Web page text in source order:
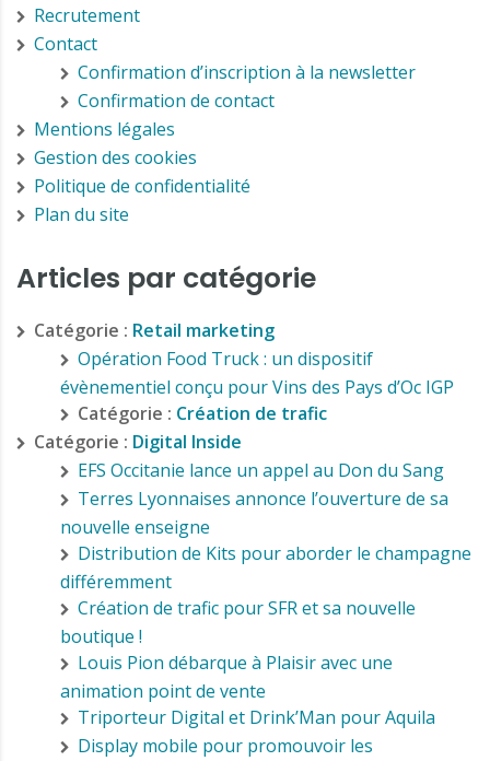
Recrutement
Contact
Confirmation d’inscription à la newsletter
Confirmation de contact
Mentions légales
Gestion des cookies
Politique de confidentialité
Plan du site
Articles par catégorie
Catégorie : Retail marketing
Opération Food Truck : un dispositif
évènementiel conçu pour Vins des Pays d’Oc IGP
Catégorie : Création de trafic
Catégorie : Digital Inside
EFS Occitanie lance un appel au Don du Sang
Terres Lyonnaises annonce l’ouverture de sa
nouvelle enseigne
Distribution de Kits pour aborder le champagne
différemment
Création de trafic pour SFR et sa nouvelle
boutique !
Louis Pion débarque à Plaisir avec une
animation point de vente
Triporteur Digital et Drink’Man pour Aquila
Display mobile pour promouvoir les